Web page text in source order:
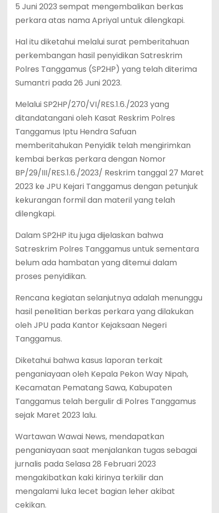
5 Juni 2023 sempat mengembalikan berkas
perkara atas nama Apriyal untuk dilengkapi.
Hal itu diketahui melalui surat pemberitahuan
perkembangan hasil penyidikan Satreskrim
Polres Tanggamus (SP2HP) yang telah diterima
Sumantri pada 26 Juni 2023.
Melalui SP2HP/270/VI/RES.1.6./2023 yang
ditandatangani oleh Kasat Reskrim Polres
Tanggamus Iptu Hendra Safuan
memberitahukan Penyidik telah mengirimkan
kembai berkas perkara dengan Nomor
BP/29/III/RES.1.6./2023/ Reskrim tanggal 27 Maret
2023 ke JPU Kejari Tanggamus dengan petunjuk
kekurangan formil dan materil yang telah
dilengkapi.
Dalam SP2HP itu juga dijelaskan bahwa
Satreskrim Polres Tanggamus untuk sementara
belum ada hambatan yang ditemui dalam
proses penyidikan.
Rencana kegiatan selanjutnya adalah menunggu
hasil penelitian berkas perkara yang dilakukan
oleh JPU pada Kantor Kejaksaan Negeri
Tanggamus.
Diketahui bahwa kasus laporan terkait
penganiayaan oleh Kepala Pekon Way Nipah,
Kecamatan Pematang Sawa, Kabupaten
Tanggamus telah bergulir di Polres Tanggamus
sejak Maret 2023 lalu.
Wartawan Wawai News, mendapatkan
penganiayaan saat menjalankan tugas sebagai
jurnalis pada Selasa 28 Februari 2023
mengakibatkan kaki kirinya terkilir dan
mengalami luka lecet bagian leher akibat
cekikan.